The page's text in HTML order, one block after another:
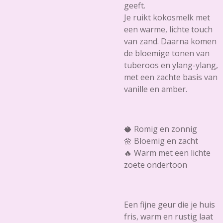
geeft.
Je ruikt kokosmelk met
een warme, lichte touch
van zand. Daarna komen
de bloemige tonen van
tuberoos en ylang-ylang,
met een zachte basis van
vanille en amber.
🥥 Romig en zonnig
🌼 Bloemig en zacht
🔥 Warm met een lichte
zoete ondertoon
Een fijne geur die je huis
fris, warm en rustig laat